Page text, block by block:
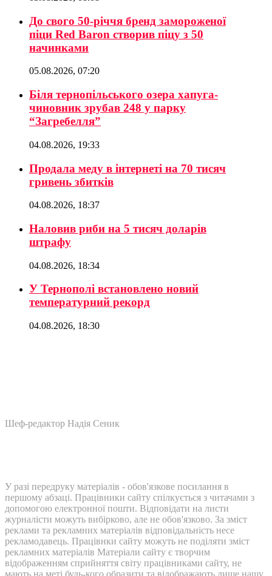
До свого 50-річчя бренд замороженої
піци Red Baron створив піцу з 50
начинками
05.08.2026, 07:20
Біля тернопільського озера хапуга-
чиновник зрубав 248 у парку
“Загребелля”
04.08.2026, 19:33
Продала меду в інтернеті на 70 тисяч
гривень збитків
04.08.2026, 18:37
Наловив риби на 5 тисяч доларів
штрафу
04.08.2026, 18:34
У Тернополі встановлено новий
температурний рекорд
04.08.2026, 18:30
Шеф-редактор Надія Сеник
У разі передруку матеріалів - обов'язкове посилання в
першому абзаці. Працівники сайту спілкується з читачами з
допомогою електронної пошти. Відповідати на листи
журналісти можуть вибірково, але не обов'язково. За зміст
реклами та рекламних матеріалів відповідальність несе
рекламодавець. Працівнки сайту можуть не поділяти зміст
рекламних матеріалів Матеріали сайту є творчим
відображенням сприйняття світу працівниками сайту, не